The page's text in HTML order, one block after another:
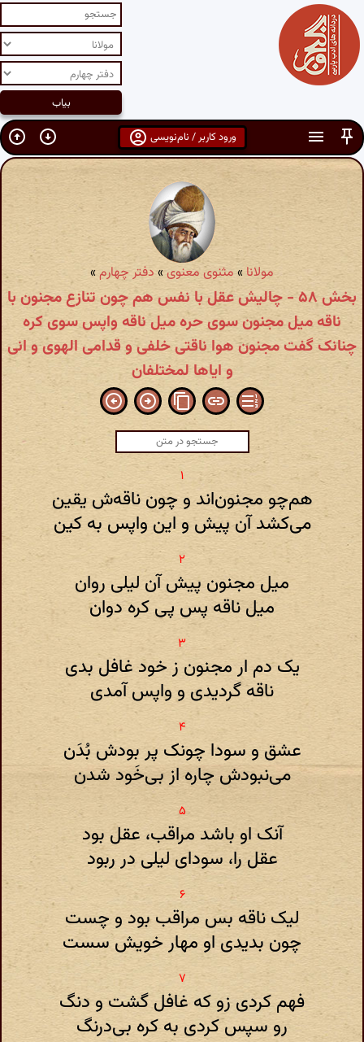
ورود کاربر / نام‌نویسی
مولانا » مثنوی معنوی» دفتر چهارم»
بخش ۵۸ - چالیش عقل با نفس هم چون تنازع مجنون با
ناقه میل مجنون سوی حره میل ناقه واپس سوی کره
چنانک گفت مجنون هوا ناقتی خلفی و قدامی الهوی و انی
و ایاها لمختلفان
هم‌چو مجنون‌اند و چون ناقه‌ش یقین
می‌کشد آن پیش و این واپس به کین
میل مجنون پیش آن لیلی روان
میل ناقه پس پی کره دوان
یک دم ار مجنون ز خود غافل بدی
ناقه گردیدی و واپس آمدی
عشق و سودا چونک پر بودش بُدَن
می‌نبودش چاره از بی‌خَود شدن
آنک او باشد مراقب، عقل بود
عقل را، سودای لیلی در ربود
لیک ناقه بس مراقب بود و چست
چون بدیدی او مهار خویش سست
فهم کردی زو که غافل گشت و دنگ
رو سپس کردی به کره بی‌درنگ